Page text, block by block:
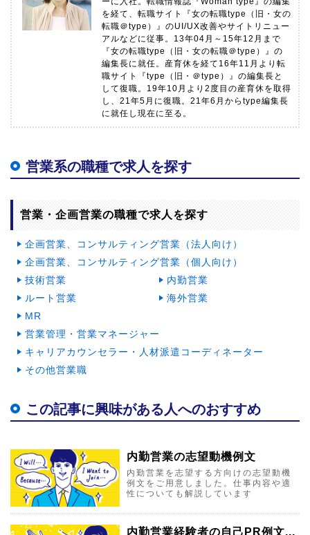
を経て、転職サイト『女の転職type（旧・女の
転職＠type）』のUI/UX改善やサイトリニュー
アルなどに従事。13年04月～15年12月まで
『女の転職type（旧・女の転職＠type）』の
編集長に就任。産育休を経て16年11月より転
職サイト『type（旧・＠type）』の編集長と
して復職。19年10月より2度目の産育休を取得
し、21年5月に復職。21年6月からtype編集長
に就任し現在に至る。
営業系の職種で求人を探す
営業・企画営業の職種で求人を探す
企画営業、コンサルティング営業（法人向け）
企画営業、コンサルティング営業（個人向け）
技術営業
内勤営業
ルート営業
海外営業
MR
営業管理・営業マネージャー
キャリアカウンセラー・人材派遣コーディネーター
その他営業職
この記事に興味がある人へのおすすめ
内勤営業の志望動機例文
内勤営業を志望する方向けの志望動機
例文をご用意しました。仕事内容や適
性についても解説しています
内勤営業経験者の自己PR例文...